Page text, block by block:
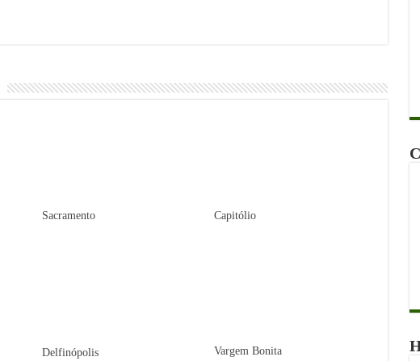
Sacramento Capitólio
Delfinópolis Vargem Bonita